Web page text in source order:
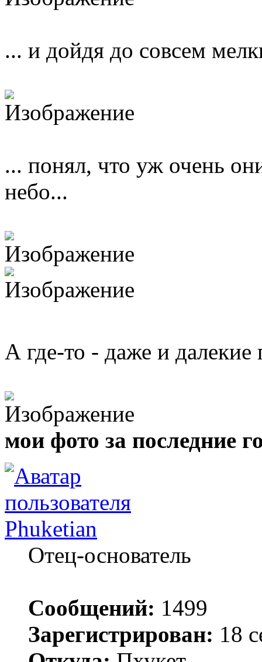
... и дойдя до совсем
... понял, что уж очень
небо...
А где-то - даже и далекие
мои фото за последние
Phuketian
Отец-основатель
Сообщений: 1499
Зарегистрирован: 18